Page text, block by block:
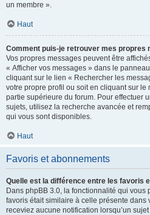
un membre ».
Haut
Comment puis-je retrouver mes propres
Vos propres messages peuvent être
« Afficher vos messages » dans le
cliquant sur le lien « Rechercher les
votre propre profil ou soit en cliquant sur le
partie supérieure du forum. Pour effectuer
sujets, utilisez la recherche avancée et
qui vous sont disponibles.
Haut
Favoris et abonnements
Quelle est la différence entre les favoris
Dans phpBB 3.0, la fonctionnalité qui vous
favoris était similaire à celle présente dans
receviez aucune notification lorsqu’un